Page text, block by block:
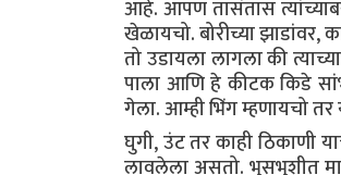
आहे. आपण तासंतास
खेळायचो. बोरीच्या झाडांवर,
तो उडायला लागला की
पाला आणि हे कीटक किडे
गेला. आम्ही भिंग म्हणायचो तर
घुगी, उंट तर काही
लावलेला असतो. भुसभुशीत